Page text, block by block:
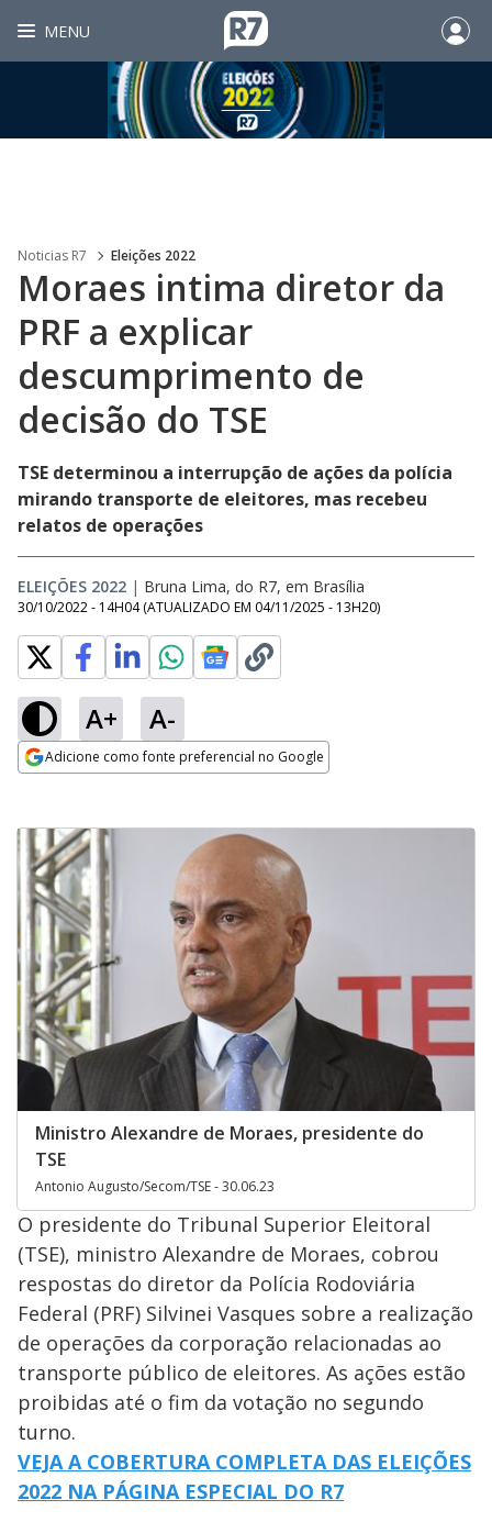
MENU
Noticias R7 Eleições 2022
Moraes intima diretor da
PRF a explicar
descumprimento de
decisão do TSE
TSE determinou a interrupção de ações da polícia
mirando transporte de eleitores, mas recebeu
relatos de operações
ELEIÇÕES 2022 | Bruna Lima, do R7, em Brasília
30/10/2022 - 14H04 (ATUALIZADO EM 04/11/2025 - 13H20)
A+ A-
Adicione como fonte preferencial no Google
Ministro Alexandre de Moraes, presidente do
TSE
Antonio Augusto/Secom/TSE - 30.06.23
O presidente do Tribunal Superior Eleitoral
(TSE), ministro Alexandre de Moraes, cobrou
respostas do diretor da Polícia Rodoviária
Federal (PRF) Silvinei Vasques sobre a realização
de operações da corporação relacionadas ao
transporte público de eleitores. As ações estão
proibidas até o fim da votação no segundo
turno.
VEJA A COBERTURA COMPLETA DAS ELEIÇÕES
2022 NA PÁGINA ESPECIAL DO R7